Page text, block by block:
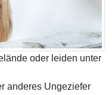
oder leiden unter
anderes Ungeziefer